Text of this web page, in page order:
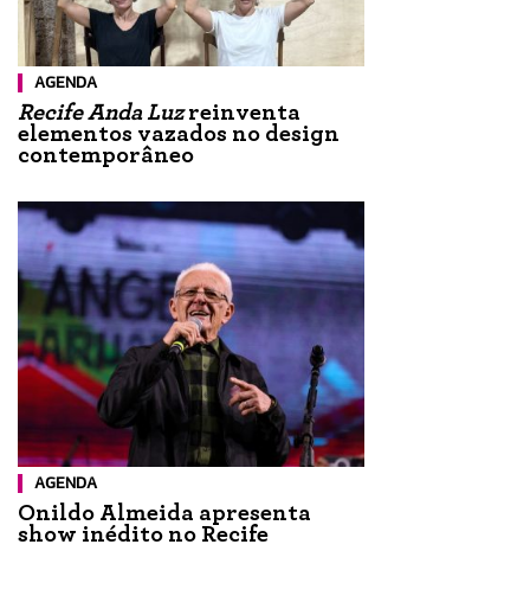
AGENDA
Recife Anda Luzreinventa
elementos vazados no design
contemporâneo
AGENDA
Onildo Almeida apresenta
show inédito no Recife